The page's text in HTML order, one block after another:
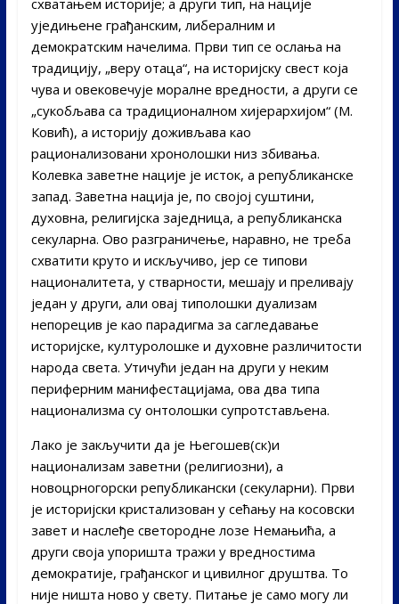
уједињене грађанским, либералним и
демократским начелима. Први тип се ослања на
традицију, „веру отаца“, на историјску свест која
чува и овековечује моралне вредности, а други се
„сукобљава са традиционалном хијерархијом“ (М.
Ковић), а историју доживљава као
рационализовани хронолошки низ збивања.
Колевка заветне нације је исток, а републиканске
запад. Заветна нација је, по својој суштини,
духовна, религијска заједница, а републиканска
секуларна. Ово разграничење, наравно, не треба
схватити круто и искључиво, јер се типови
националитета, у стварности, мешају и преливају
један у други, али овај типолошки дуализам
непорецив је као парадигма за сагледавање
историјске, културолошке и духовне различитости
народа света. Утичући један на други у неким
периферним манифестацијама, ова два типа
национализма су онтолошки супротстављена.
Лако је закључити да је Његошев(ск)и
национализам заветни (религиозни), а
новоцрногорски републикански (секуларни). Први
је историјски кристализован у сећању на косовски
завет и наслеђе светородне лозе Немањића, а
други своја упоришта тражи у вредностима
демократије, грађанског и цивилног друштва. То
није ништа ново у свету. Питање је само могу ли